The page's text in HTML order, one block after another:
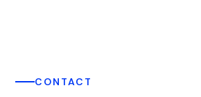
CONTACT